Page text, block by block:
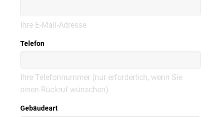
Ihre E-Mail-Adresse
Telefon
Ihre Telefonnummer (nur erforderlich, wenn Sie
einen Rückruf wünschen)
Gebäudeart